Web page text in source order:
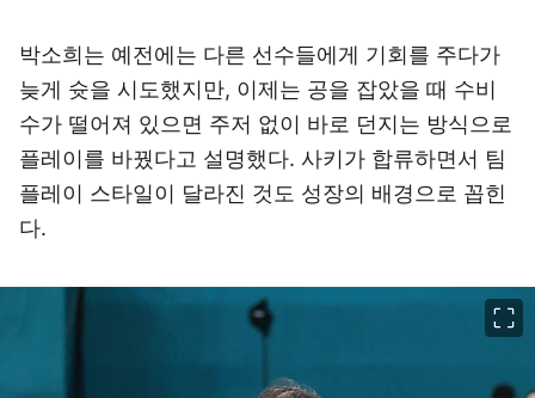
박소희는 예전에는 다른 선수들에게 기회를 주다가
늦게 슛을 시도했지만, 이제는 공을 잡았을 때 수비
수가 떨어져 있으면 주저 없이 바로 던지는 방식으로
플레이를 바꿨다고 설명했다. 사키가 합류하면서 팀
플레이 스타일이 달라진 것도 성장의 배경으로 꼽힌
다.